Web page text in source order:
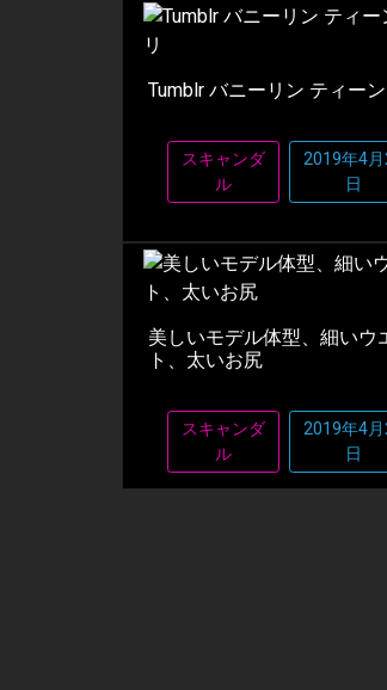
Tumblr バニーリン ティーン
スキャンダ
ル
2019年4
日
美しいモデル体型、細いウ
ト、太いお尻
スキャンダ
ル
2019年4月
日